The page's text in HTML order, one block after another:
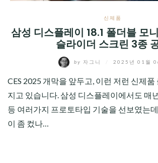
신제품
삼성 디스플레이 18.1 폴더블 모
슬라이더 스크린 3종
by 자그니 2025년 01월
CES 2025 개막을 앞두고, 이런 저런 신제
지고 있습니다. 삼성 디스플레이에서도 매
등 여러가지 프로토타입 기술을 선보였는
이 좀 컸나…